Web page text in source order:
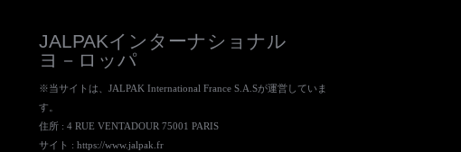
JALPAKインターナショナル
ヨ－ロッパ
※当サイトは、JALPAK International France S.A.Sが運営していま
す。
住所 : 4 RUE VENTADOUR 75001 PARIS
サイト : https://www.jalpak.fr